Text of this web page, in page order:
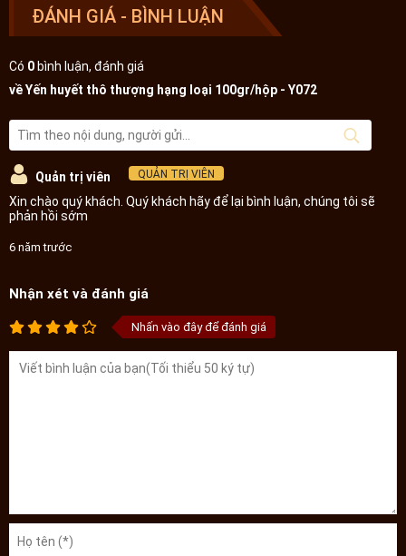
ĐÁNH GIÁ - BÌNH LUẬN
Có 0 bình luận, đánh giá
về Yến huyết thô thượng hạng loại 100gr/hộp - Y072
Quản trị viên QUẢN TRỊ VIÊN
Xin chào quý khách. Quý khách hãy để lại bình luận, chúng tôi sẽ
phản hồi sớm
6 năm trước
Nhận xét và đánh giá
Nhấn vào đây để đánh giá